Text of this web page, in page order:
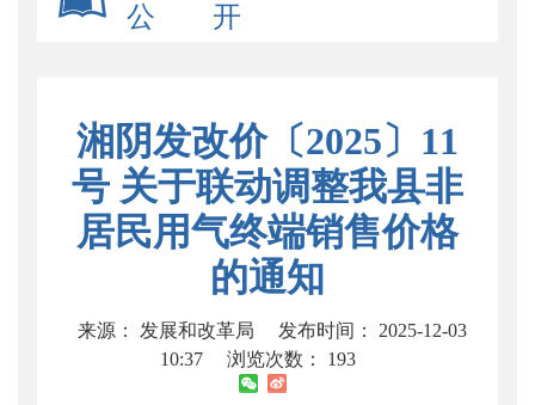
公 开
湘阴发改价〔2025〕11
号 关于联动调整我县非
居民用气终端销售价格
的通知
来源： 发展和改革局
发布时间： 2025-12-03
10:37
浏览次数： 193